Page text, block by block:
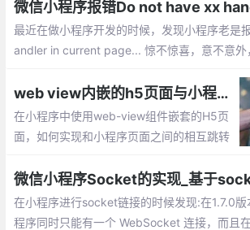
最近在做小程序开发的时候，发现小程序老是
andler in current page... 惊不惊喜，意不意外
web view内嵌的h5页面与小程序直接相互跳转的实现
在小程序中使用web-view组件嵌套的H5页
面，如何实现和小程序页面之间的相互跳转
帮助到您
微信小程序Socket的实现_基于
在小程序进行socket链接的时候发现:在1.7.0
程序同时只能有一个 WebSocket 连接，而且